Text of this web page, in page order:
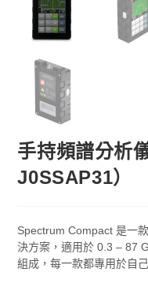
手持頻譜分析
J0SSAP31）
Spectrum Compact 是一
決方案，適用於 0.3 – 87
組成，每一款都專用於自